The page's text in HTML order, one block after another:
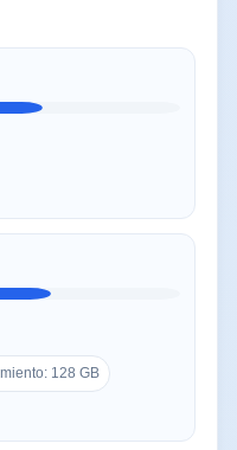
128 GB